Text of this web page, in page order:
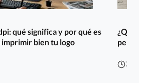
qué significa y por qué es
bien tu logo
¿Qué
7 min